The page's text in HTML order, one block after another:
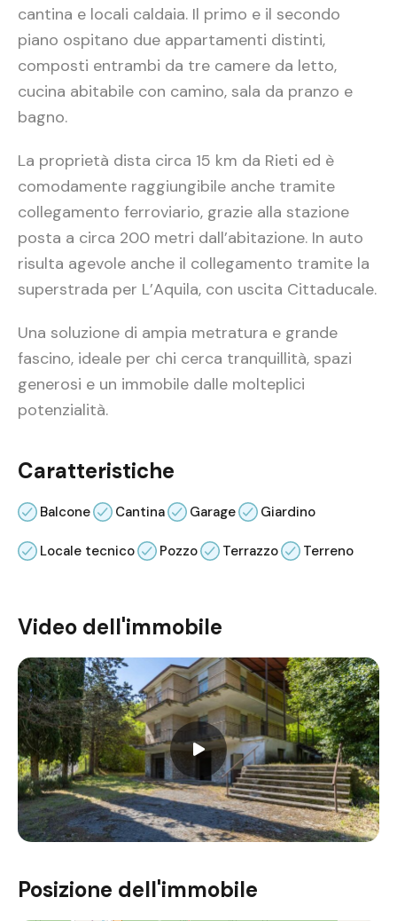
cantina e locali caldaia. Il primo e il secondo
piano ospitano due appartamenti distinti,
composti entrambi da tre camere da letto,
cucina abitabile con camino, sala da pranzo e
bagno.
La proprietà dista circa 15 km da Rieti ed è
comodamente raggiungibile anche tramite
collegamento ferroviario, grazie alla stazione
posta a circa 200 metri dall’abitazione. In auto
risulta agevole anche il collegamento tramite la
superstrada per L’Aquila, con uscita Cittaducale.
Una soluzione di ampia metratura e grande
fascino, ideale per chi cerca tranquillità, spazi
generosi e un immobile dalle molteplici
potenzialità.
Caratteristiche
Balcone Cantina Garage Giardino
Locale tecnico Pozzo Terrazzo Terreno
Video dell'immobile
Posizione dell'immobile